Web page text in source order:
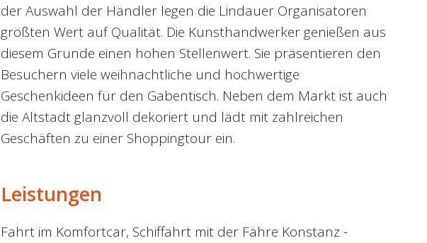
der Auswahl der Händler legen die Lindauer Organisatoren
größten Wert auf Qualität. Die Kunsthandwerker genießen aus
diesem Grunde einen hohen Stellenwert. Sie präsentieren den
Besuchern viele weihnachtliche und hochwertige
Geschenkideen für den Gabentisch. Neben dem Markt ist auch
die Altstadt glanzvoll dekoriert und lädt mit zahlreichen
Geschäften zu einer Shoppingtour ein.
Leistungen
Fahrt im Komfortcar, Schiffahrt mit der Fähre Konstanz -